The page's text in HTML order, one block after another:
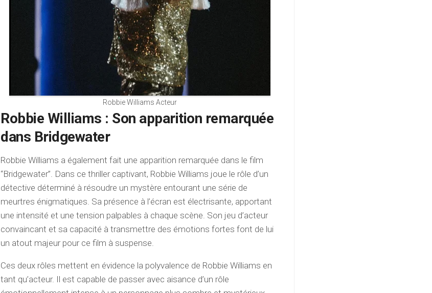
Robbie Williams Acteur
Robbie Williams : Son apparition remarquée
dans Bridgewater
Robbie Williams a également fait une apparition remarquée dans le film
“Bridgewater”. Dans ce thriller captivant, Robbie Williams joue le rôle d’un
détective déterminé à résoudre un mystère entourant une série de
meurtres énigmatiques. Sa présence à l’écran est électrisante, apportant
une intensité et une tension palpables à chaque scène. Son jeu d’acteur
convaincant et sa capacité à transmettre des émotions fortes font de lui
un atout majeur pour ce film à suspense.
Ces deux rôles mettent en évidence la polyvalence de Robbie Williams en
tant qu’acteur. Il est capable de passer avec aisance d’un rôle